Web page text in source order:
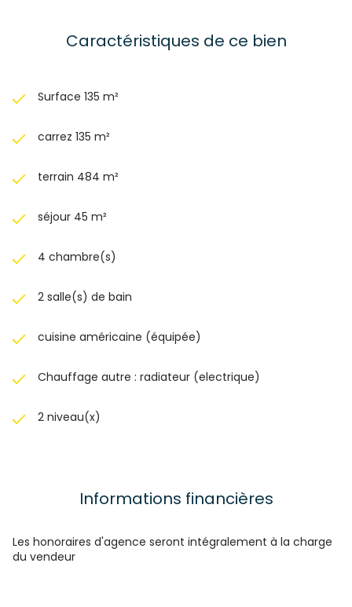
Caractéristiques de ce bien
Surface 135 m²
carrez 135 m²
terrain 484 m²
séjour 45 m²
4 chambre(s)
2 salle(s) de bain
cuisine américaine (équipée)
Chauffage autre : radiateur (electrique)
2 niveau(x)
Informations financières
Les honoraires d'agence seront intégralement à la charge
du vendeur